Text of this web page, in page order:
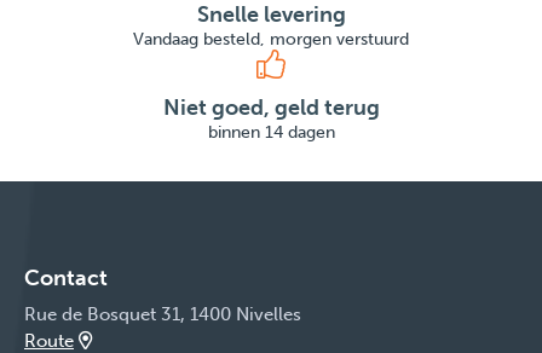
Snelle levering
Vandaag besteld, morgen verstuurd
Niet goed, geld terug
binnen 14 dagen
Contact
Rue de Bosquet 31, 1400 Nivelles
Route